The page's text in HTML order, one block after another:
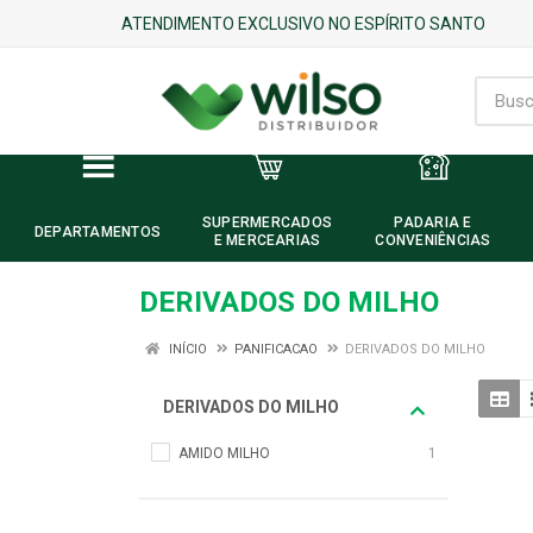
ATENDIMENTO EXCLUSIVO NO ESPÍRITO SANTO
DEPARTAMENTOS
SUPERMERCADOS
E MERCEARIAS
PADARIA E
CONVENIÊNCIAS
DERIVADOS DO MILHO
INÍCIO PANIFICACAO DERIVADOS DO MILHO
DERIVADOS DO MILHO
AMIDO MILHO 1